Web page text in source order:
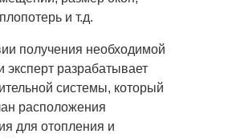
и т.д.
получения необходимой
разрабатывает
системы, который
расположения
для отопления и